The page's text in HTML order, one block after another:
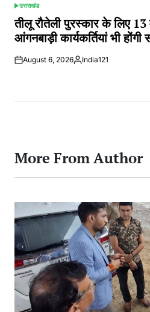
POSTED
IN
उत्तराखंड
तीलू रौतेली पुरस्कार के लिए
आंगनबाड़ी कार्यकर्तियां भी
August 6, 2026Posted
India121
More From Author